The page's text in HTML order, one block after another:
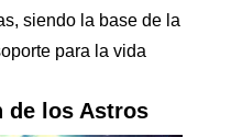
siendo la base de la
para la vida
de los Astros